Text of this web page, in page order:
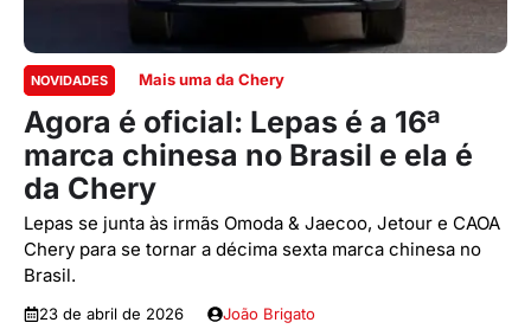
NOVIDADES Mais uma da Chery
Agora é oficial: Lepas é a 16ª
marca chinesa no Brasil e ela é
da Chery
Lepas se junta às irmãs Omoda & Jaecoo, Jetour e CAOA
Chery para se tornar a décima sexta marca chinesa no
Brasil.
23 de abril de 2026 João Brigato